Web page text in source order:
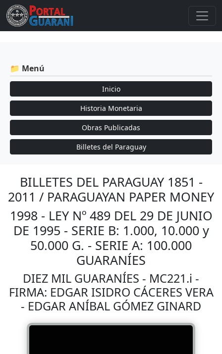
📁 Menú
Inicio
Historia Monetaria
Obras Publicadas
Billetes del Paraguay
BILLETES DEL PARAGUAY 1851 -
2011 / PARAGUAYAN PAPER MONEY
1998 - LEY Nº 489 DEL 29 DE JUNIO
DE 1995 - SERIE B: 1.000, 10.000 y
50.000 G. - SERIE A: 100.000
GUARANÍES
DIEZ MIL GUARANÍES - MC221.i -
FIRMA: EDGAR ISIDRO CÁCERES VERA
- EDGAR ANÍBAL GÓMEZ GINARD